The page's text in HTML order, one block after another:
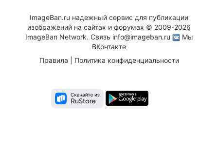
ImageBan.ru надежный сервис для публикации
изображений на сайтах и форумах © 2009-2026
ImageBan Network. Связь info@imageban.ru
Мы
ВКонтакте
Правила
Политика конфиденциальности